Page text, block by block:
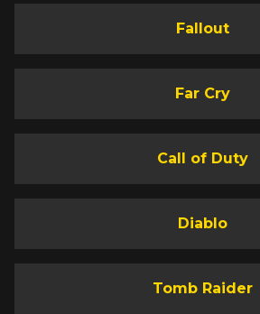
Fallout
Far Cry
Call of Duty
Diablo
Tomb Raider